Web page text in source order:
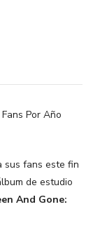
sus fans este fin
de estudio
And Gone: